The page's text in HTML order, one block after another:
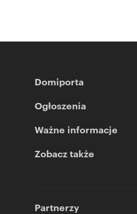
Domiporta
Ogłoszenia
Ważne informacje
Zobacz także
Partnerzy